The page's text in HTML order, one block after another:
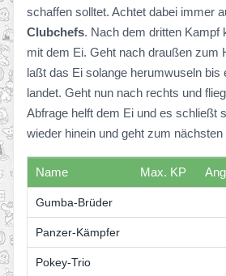
schaffen solltet. Achtet dabei immer
Clubchefs. Nach dem dritten Kampf
mit dem Ei. Geht nach draußen zum
laßt das Ei solange herumwuseln bis
landet. Geht nun nach rechts und
Abfrage helft dem Ei und es schließt
wieder hinein und geht zum nächsten
Name Max. KP
Gumba-Brüder
Panzer-Kämpfer
Pokey-Trio